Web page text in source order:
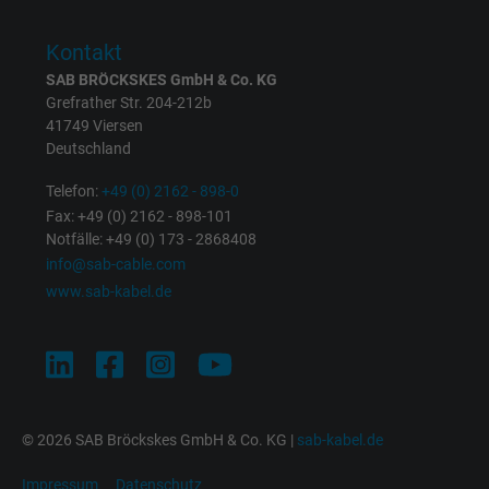
Name
bkdwCNfVtWgQ67qT8AM,49021628980,
Google Ad Conversion Tracking
Anbieter
Laufzeit Persistent
Zweck Dies ist ein Conversion Tracking-Service.
Anbieter Google Ads Conversion Tracking, Google LLC
Zweck Dies ist ein Conversion Tracking-Service.
Kontakt
SAB BRÖCKSKES GmbH & Co. KG
Grefrather Str. 204-212b
41749 Viersen
Deutschland
Telefon:+49 (0) 2162 - 898-0
Fax: +49 (0) 2162 - 898-101
Notfälle: +49 (0) 173 - 2868408
info@sab-cable.com
www.sab-kabel.de
© 2026 SAB Bröckskes GmbH & Co. KG | sab-kabel.de
Impressum Datenschutz